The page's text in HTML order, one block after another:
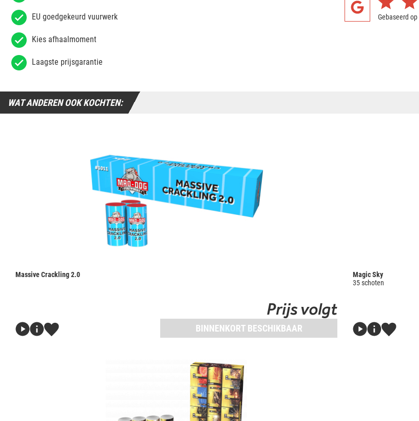
EU goedgekeurd vuurwerk
Kies afhaalmoment
Laagste prijsgarantie
Gebaseerd op
WAT ANDEREN OOK KOCHTEN:
Massive Crackling 2.0
Prijs volgt
BINNENKORT BESCHIKBAAR
Magic Sky
35 schoten